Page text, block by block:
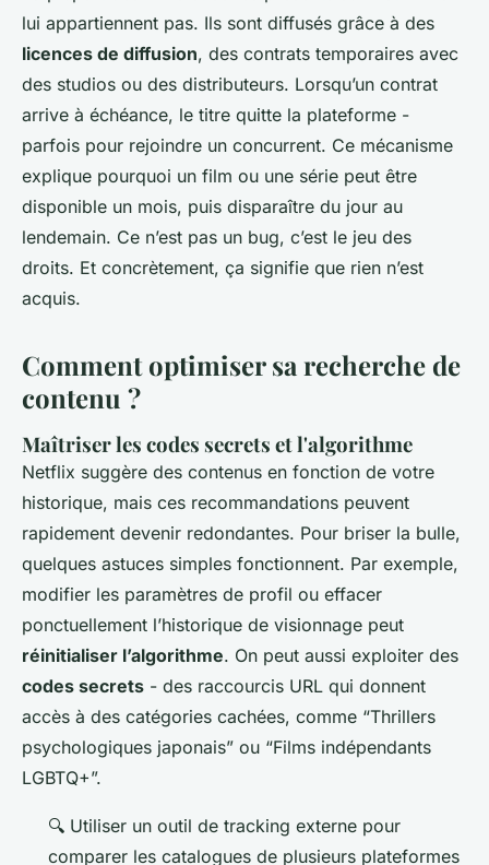
lui appartiennent pas. Ils sont diffusés grâce à des
licences de diffusion, des contrats temporaires avec
des studios ou des distributeurs. Lorsqu’un contrat
arrive à échéance, le titre quitte la plateforme -
parfois pour rejoindre un concurrent. Ce mécanisme
explique pourquoi un film ou une série peut être
disponible un mois, puis disparaître du jour au
lendemain. Ce n’est pas un bug, c’est le jeu des
droits. Et concrètement, ça signifie que rien n’est
acquis.
Comment optimiser sa recherche de
contenu ?
Maîtriser les codes secrets et l'algorithme
Netflix suggère des contenus en fonction de votre
historique, mais ces recommandations peuvent
rapidement devenir redondantes. Pour briser la bulle,
quelques astuces simples fonctionnent. Par exemple,
modifier les paramètres de profil ou effacer
ponctuellement l’historique de visionnage peut
réinitialiser l’algorithme. On peut aussi exploiter des
codes secrets - des raccourcis URL qui donnent
accès à des catégories cachées, comme “Thrillers
psychologiques japonais” ou “Films indépendants
LGBTQ+”.
🔍 Utiliser un outil de tracking externe pour
comparer les catalogues de plusieurs plateformes